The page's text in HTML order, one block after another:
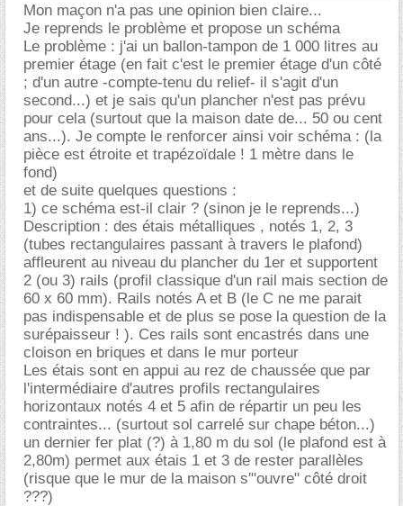
Mon maçon n'a pas une opinion bien claire...
Je reprends le problème et propose un schéma
Le problème : j'ai un ballon-tampon de 1 000 litres au
premier étage (en fait c'est le premier étage d'un côté
; d'un autre -compte-tenu du relief- il s'agit d'un
second...) et je sais qu'un plancher n'est pas prévu
pour cela (surtout que la maison date de... 50 ou cent
ans...). Je compte le renforcer ainsi voir schéma : (la
pièce est étroite et trapézoïdale ! 1 mètre dans le
fond)
et de suite quelques questions :
1) ce schéma est-il clair ? (sinon je le reprends...)
Description : des étais métalliques , notés 1, 2, 3
(tubes rectangulaires passant à travers le plafond)
affleurent au niveau du plancher du 1er et supportent
2 (ou 3) rails (profil classique d'un rail mais section de
60 x 60 mm). Rails notés A et B (le C ne me parait
pas indispensable et de plus se pose la question de la
surépaisseur ! ). Ces rails sont encastrés dans une
cloison en briques et dans le mur porteur
Les étais sont en appui au rez de chaussée que par
l'intermédiaire d'autres profils rectangulaires
horizontaux notés 4 et 5 afin de répartir un peu les
contraintes... (surtout sol carrelé sur chape béton...)
un dernier fer plat (?) à 1,80 m du sol (le plafond est à
2,80m) permet aux étais 1 et 3 de rester parallèles
(risque que le mur de la maison s'"ouvre" côté droit
???)